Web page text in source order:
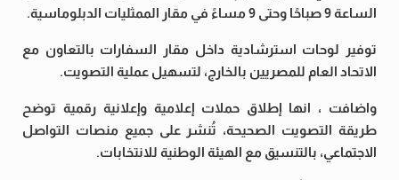
الساعة 9 صباحًا وحتى 9 مساءً في مقار الممثليات الدبلوماسية.
توفير لوحات استرشادية داخل مقار السفارات بالتعاون مع
الاتحاد العام للمصريين بالخارج، لتسهيل عملية التصويت.
واضافت ، انها إطلاق حملات إعلامية وإعلانية رقمية توضح
طريقة التصويت الصحيحة، تُنشر على جميع منصات التواصل
الاجتماعي، بالتنسيق مع الهيئة الوطنية للانتخابات.